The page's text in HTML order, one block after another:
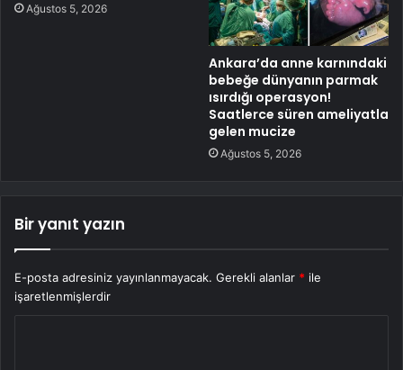
Ağustos 5, 2026
Ankara’da anne karnındaki
bebeğe dünyanın parmak
ısırdığı operasyon!
Saatlerce süren ameliyatla
gelen mucize
Ağustos 5, 2026
Bir yanıt yazın
E-posta adresiniz yayınlanmayacak. Gerekli alanlar * ile
işaretlenmişlerdir